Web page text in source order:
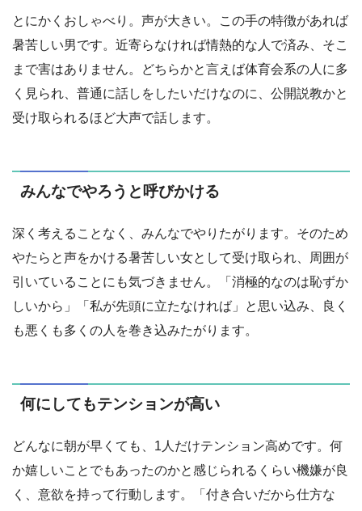
とにかくおしゃべり。声が大きい。この手の特徴があれば
暑苦しい男です。近寄らなければ情熱的な人で済み、そこ
まで害はありません。どちらかと言えば体育会系の人に多
く見られ、普通に話しをしたいだけなのに、公開説教かと
受け取られるほど大声で話します。
みんなでやろうと呼びかける
深く考えることなく、みんなでやりたがります。そのため
やたらと声をかける暑苦しい女として受け取られ、周囲が
引いていることにも気づきません。「消極的なのは恥ずか
しいから」「私が先頭に立たなければ」と思い込み、良く
も悪くも多くの人を巻き込みたがります。
何にしてもテンションが高い
どんなに朝が早くても、1人だけテンション高めです。何
か嬉しいことでもあったのかと感じられるくらい機嫌が良
く、意欲を持って行動します。「付き合いだから仕方な